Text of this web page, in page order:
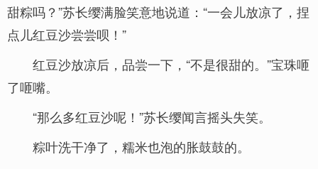
甜粽吗？”苏长缨满脸笑意地说道：“一会儿放凉了，捏
点儿红豆沙尝尝呗！”
红豆沙放凉后，品尝一下，“不是很甜的。”宝珠咂
了咂嘴。
“那么多红豆沙呢！”苏长缨闻言摇头失笑。
粽叶洗干净了，糯米也泡的胀鼓鼓的。